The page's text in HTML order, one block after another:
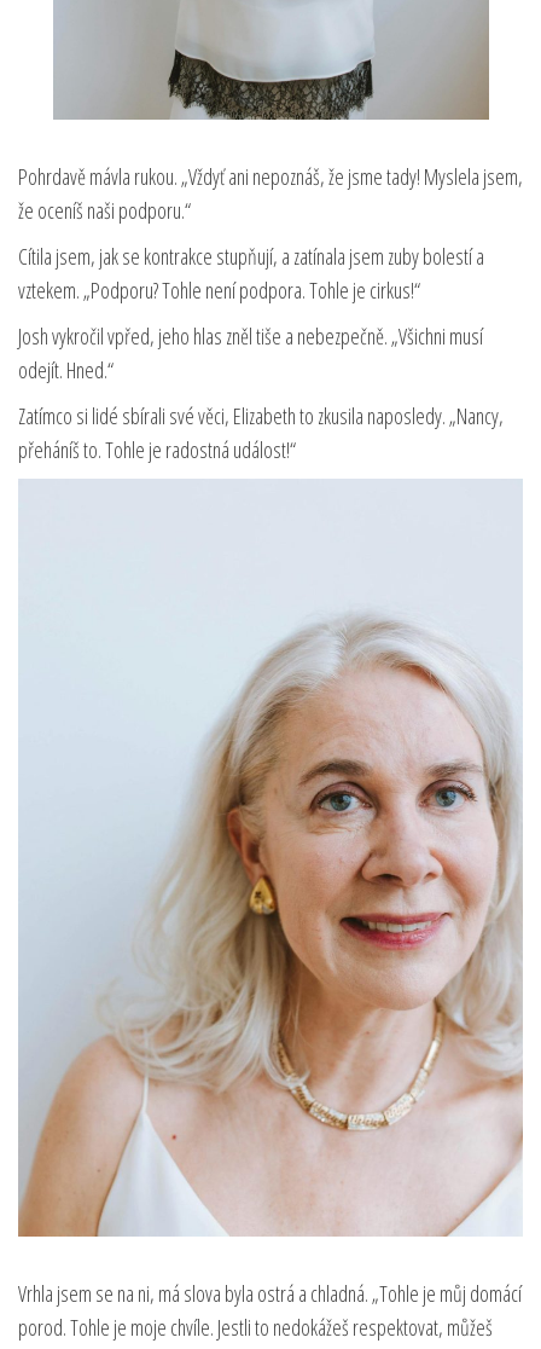
Pohrdavě mávla rukou. „Vždyť ani nepoznáš, že jsme tady! Myslela jsem,
že oceníš naši podporu.“
Cítila jsem, jak se kontrakce stupňují, a zatínala jsem zuby bolestí a
vztekem. „Podporu? Tohle není podpora. Tohle je cirkus!“
Josh vykročil vpřed, jeho hlas zněl tiše a nebezpečně. „Všichni musí
odejít. Hned.“
Zatímco si lidé sbírali své věci, Elizabeth to zkusila naposledy. „Nancy,
přeháníš to. Tohle je radostná událost!“
Vrhla jsem se na ni, má slova byla ostrá a chladná. „Tohle je můj domácí
porod. Tohle je moje chvíle. Jestli to nedokážeš respektovat, můžeš